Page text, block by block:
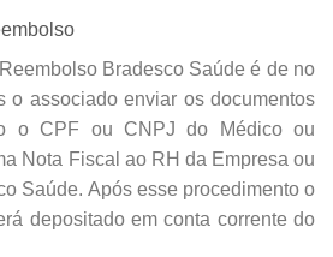
Bradesco Saúde é de no
o associado enviar os documentos
o CPF ou CNPJ do Médico ou
Nota Fiscal ao RH da Empresa ou
Saúde. Após esse procedimento o
depositado em conta corrente do